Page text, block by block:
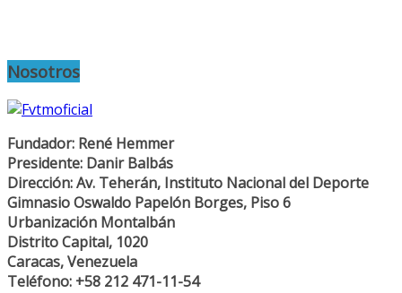
Nosotros
Fundador: René Hemmer
Presidente: Danir Balbás
Dirección: Av. Teherán, Instituto Nacional del Deporte
Gimnasio Oswaldo Papelón Borges, Piso 6
Urbanización Montalbán
Distrito Capital, 1020
Caracas, Venezuela
Teléfono: +58 212 471-11-54